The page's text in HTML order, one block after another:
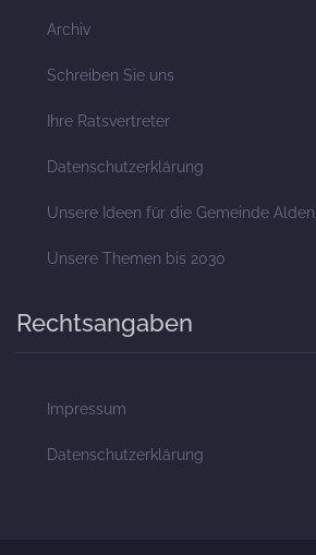
Archiv
Schreiben Sie uns
Ihre Ratsvertreter
Datenschutzerklärung
Unsere Ideen für die Gemeinde
Unsere Themen bis 2030
Rechtsangaben
Impressum
Datenschutzerklärung